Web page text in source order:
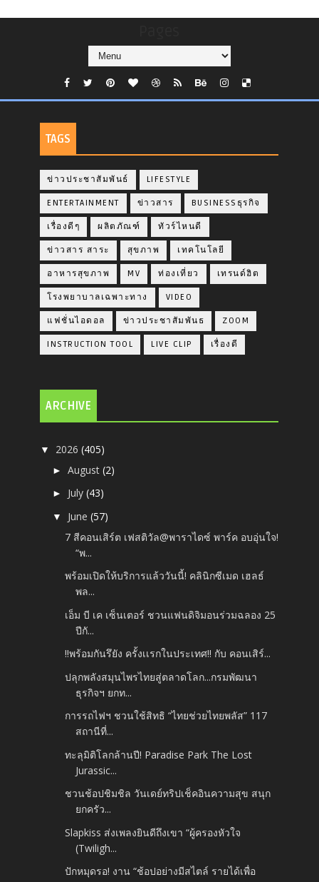
TAGS
ข่าวประชาสัมพันธ์ LIFESTYLE
ENTERTAINMENT ข่าวสาร BUSINESSธุรกิจ
เรื่องดีๆ ผลิตภัณฑ์ ทัวร์ไหนดี
ข่าวสาร สาระ สุขภาพ เทคโนโลยี
อาหารสุขภาพ MV ท่องเที่ยว เทรนด์ฮิต
โรงพยาบาลเฉพาะทาง VIDEO
แฟชั่นไอดอล ข่าวประชาสัมพันธ ZOOM
INSTRUCTION TOOL LIVE CLIP เรื่องดี
ARCHIVE
▼ 2026(405)
►August(2)
► July(43)
▼ June(57)
7 สีคอนเสิร์ต เฟสติวัล@พาราไดซ์ พาร์ค อบอุ่นใจ!
“พ...
พร้อมเปิดให้บริการแล้ววันนี้! คลินิกซีเมด เฮลธ์
พล...
เอ็ม บี เค เซ็นเตอร์ ชวนแฟนดิจิมอนร่วมฉลอง 25
ปีกั...
‼️พร้อมกันรึยัง ครั้งเเรกในประเทศ‼️ กับ คอนเสิร์...
ปลุกพลังสมุนไพรไทยสู่ตลาดโลก...กรมพัฒนา
ธุรกิจฯ ยกท...
การรถไฟฯ ชวนใช้สิทธิ “ไทยช่วยไทยพลัส” 117
สถานีที่...
ทะลุมิติโลกล้านปี! Paradise Park The Lost
Jurassic...
ชวนช้อปชิมชิล วันเดย์ทริปเช็คอินความสุข สนุก
ยกครัว...
Slapkiss ส่งเพลงยินดีถึงเขา “ผู้ครองหัวใจ
(Twiligh...
ปักหมุดรอ! งาน “ช้อปอย่างมีสไตล์ รายได้เพื่อ